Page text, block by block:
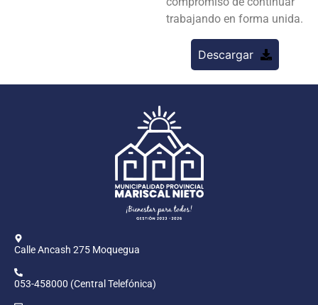
trabajando en forma unida.
Descargar
Calle Ancash 275 Moquegua
053-458000 (Central Telefónica)